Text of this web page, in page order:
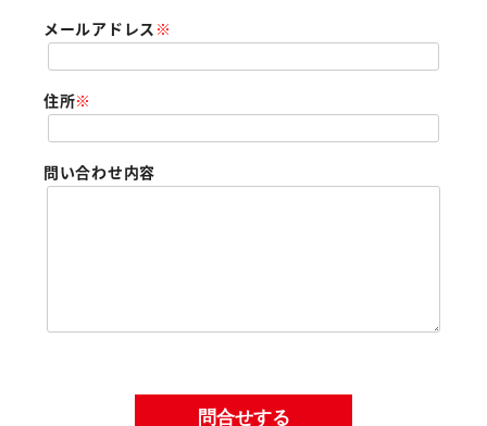
メールアドレス ※
住所※
問い合わせ内容